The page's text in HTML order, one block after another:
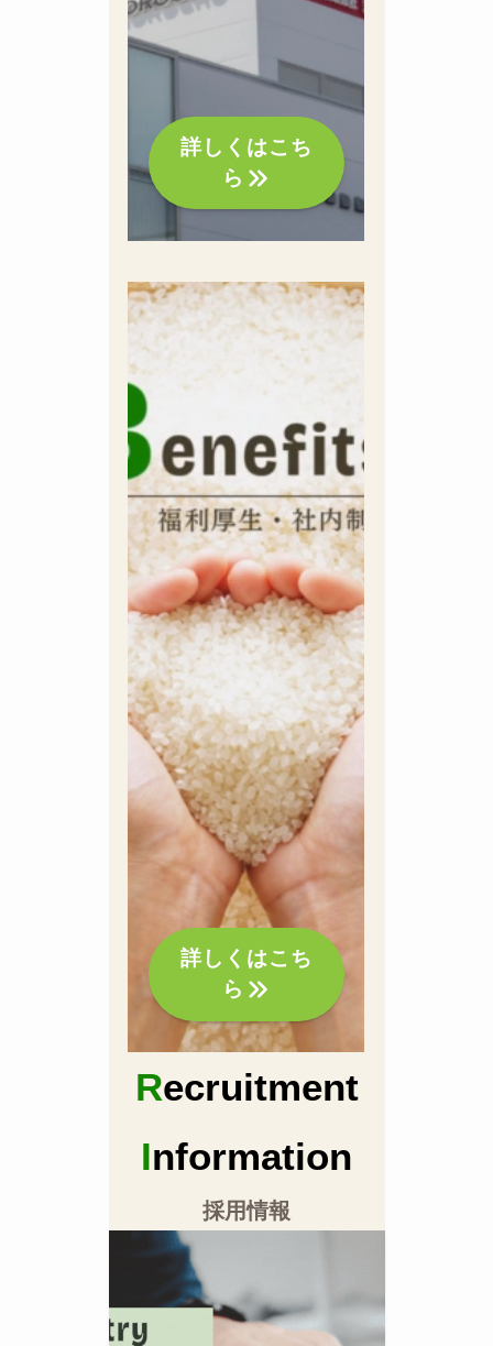
詳しくはこち
ら
詳しくはこち
ら
Recruitment
Information
採用情報